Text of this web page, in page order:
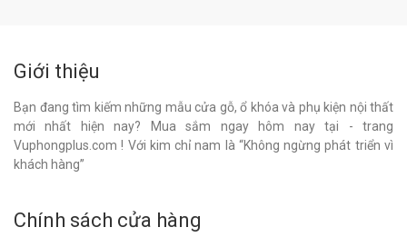
Giới thiệu
Bạn đang tìm kiếm những mẫu cửa gỗ, ổ khóa và phụ kiện nội thất
mới nhất hiện nay? Mua sắm ngay hôm nay tại - trang
Vuphongplus.com ! Với kim chỉ nam là “Không ngừng phát triển vì
khách hàng”
Chính sách cửa hàng